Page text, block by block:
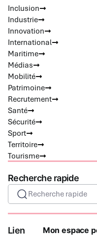
Inclusion
Industrie
Innovation
International
Maritime
Médias
Mobilité
Patrimoine
Recrutement
Santé
Sécurité
Sport
Territoire
Tourisme
Recherche rapide
Recherche rapide
Lien
Mon espace